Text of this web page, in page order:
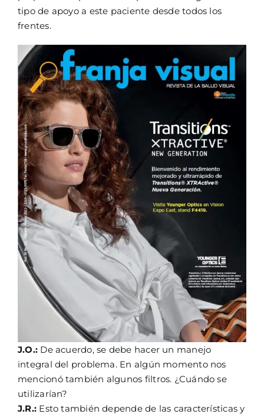
tipo de apoyo a este paciente desde todos los
frentes.
J.O.: De acuerdo, se debe hacer un manejo
integral del problema. En algún momento nos
mencionó también algunos filtros. ¿Cuándo se
utilizarían?
J.R.: Esto también depende de las características y